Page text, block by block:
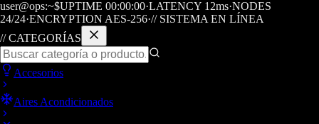
user@ops:~$UPTIME 00:00:00·LATENCY 12ms·NODES
24/24·ENCRYPTION AES-256·// SISTEMA EN LÍNEA
// CATEGORÍAS
Accesorios
Aires Acondicionados